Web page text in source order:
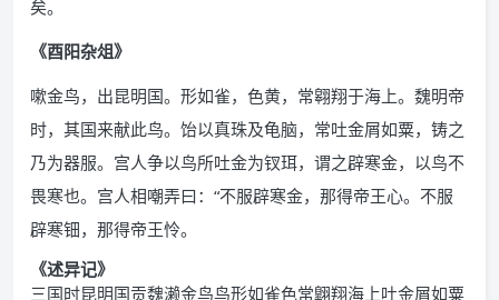
矣。
《酉阳杂俎》
嗽金鸟，出昆明国。形如雀，色黄，常翱翔于海上。魏明帝
时，其国来献此鸟。饴以真珠及龟脑，常吐金屑如粟，铸之
乃为器服。宫人争以鸟所吐金为钗珥，谓之辟寒金，以鸟不
畏寒也。宫人相嘲弄曰：“不服辟寒金，那得帝王心。不服
辟寒钿，那得帝王怜。
《述异记》
三国时昆明国贡魏濑金鸟鸟形如雀色常翺翔海上吐金屑如粟